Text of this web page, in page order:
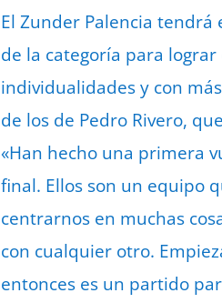
El Zunder Palencia
de la categoría para
individualidades y con
de los de Pedro Rivero,
«Han hecho una primera
final. Ellos son un equipo
centrarnos en muchas
con cualquier otro.
entonces es un partido